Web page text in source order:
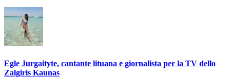
Egle Jurgaityte, cantante lituana e giornalista per la TV dello
Zalgiris Kaunas